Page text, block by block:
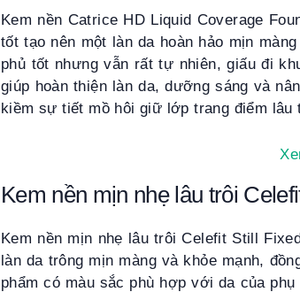
Kem nền Catrice HD Liquid Coverage
tốt tạo nên một làn da hoàn hảo mịn
phủ tốt nhưng vẫn rất tự nhiên, giấu đi
giúp hoàn thiện làn da, dưỡng sáng và
kiềm sự tiết mồ hôi giữ lớp trang điểm lâu
Kem nền mịn nhẹ lâu trôi
Kem nền mịn nhẹ lâu trôi Celefit Still
làn da trông mịn màng và khỏe mạnh,
phẩm có màu sắc phù hợp với da của